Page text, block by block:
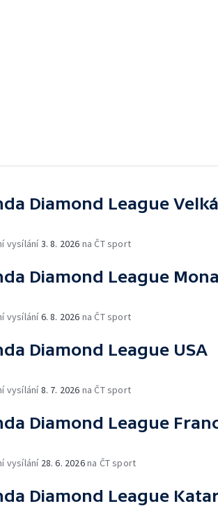
Diamond League
vysílání3. 8. 2026 na ČT sport
Diamond League
vysílání6. 8. 2026 na ČT sport
Diamond League USA
vysílání8. 7. 2026 na ČT sport
Diamond League
vysílání 28. 6. 2026na ČT sport
Diamond League